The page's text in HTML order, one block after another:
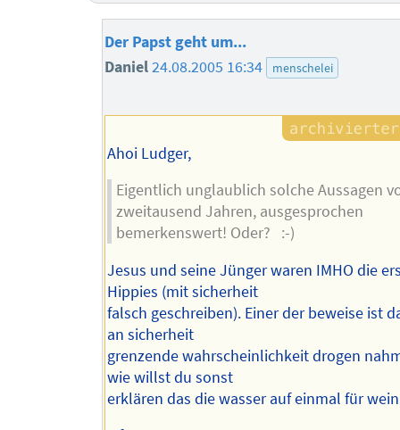
Der Papst geht um...
Daniel24.08.2005 16:34 menschelei
Ahoi Ludger,
Eigentlich unglaublich solche Aussagen
zweitausend Jahren, ausgesprochen
bemerkenswert! Oder? :-)
Jesus und seine Jünger waren IMHO die
Hippies (mit sicherheit
falsch geschreiben). Einer der beweise ist
an sicherheit
grenzende wahrscheinlichkeit drogen
wie willst du sonst
erklären das die wasser auf einmal für